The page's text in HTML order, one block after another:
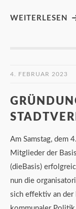
WEITERLESEN
4. FEBRUAR 2023
Am Samstag, dem
Mitglieder der
(dieBasis)
nun die
sich effektiv an der